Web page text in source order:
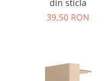
din sticla
39,50 RON